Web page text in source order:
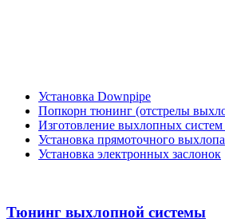
Установка Downpipe
Попкорн тюнинг (отстрелы
Изготовление выхлопных систем
Установка прямоточного выхлопа
Установка электронных заслонок
Тюнинг выхлопной системы